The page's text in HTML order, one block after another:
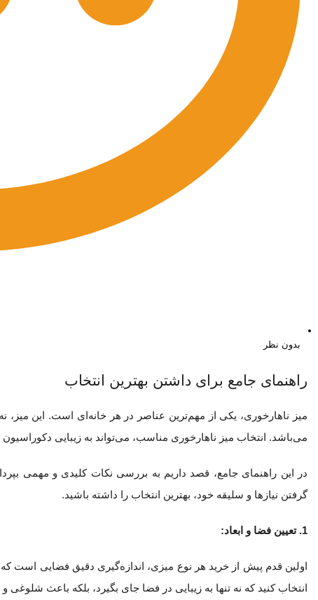
بدون نظر
راهنمای جامع برای داشتن بهترین انتخاب
میز ناهارخوری، یکی از مهم‌ترین عناصر در هر خانه‌ای است. این
می‌باشد. انتخاب میز ناهارخوری مناسب، می‌تواند به زیبایی
در این راهنمای جامع، قصد داریم به بررسی نکات کلیدی و مهمی
گرفتن نیازها و سلیقه خود، بهترین انتخاب را داشته باشید.
1. تعیین فضا و ابعاد:
اولین قدم پیش از خرید هر نوع میزی، اندازه‌گیری دقیق فضایی است
انتخاب کنید که نه تنها به زیبایی در فضا جای بگیرد، بلکه باعث شلوغی